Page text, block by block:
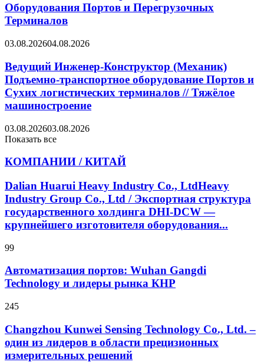
Оборудования Портов и Перегрузочных
Терминалов
03.08.202604.08.2026
Ведущий Инженер-Конструктор (Механик)
Подъемно-транспортное оборудование Портов и
Сухих логистических терминалов // Тяжёлое
машиностроение
03.08.202603.08.2026
Показать все
КОМПАНИИ / КИТАЙ
Dalian Huarui Heavy Industry Co., LtdHeavy
Industry Group Co., Ltd / Экспортная структура
государственного холдинга DHI-DCW —
крупнейшего изготовителя оборудования...
99
Автоматизация портов: Wuhan Gangdi
Technology и лидеры рынка КНР
245
Changzhou Kunwei Sensing Technology Co., Ltd. –
один из лидеров в области прецизионных
измерительных решений